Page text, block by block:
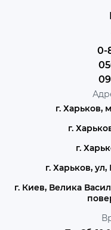
0-
г. Харьков,
г.
г.
г. Харьков,
г. Киев, Велика